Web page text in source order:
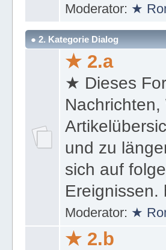
Moderator: ★
● 2. Kategorie Dialog
★ 2.a
★ Dieses
und zu
sich auf
Moderator: ★
★ 2.b